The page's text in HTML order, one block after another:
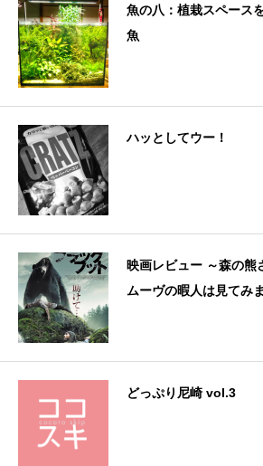
魚の八：植栽スペース
魚
ハッとしてウー！
映画レビュー ～森の熊
ムーヴの暇人は見てみ
どっぷり尼崎 vol.3